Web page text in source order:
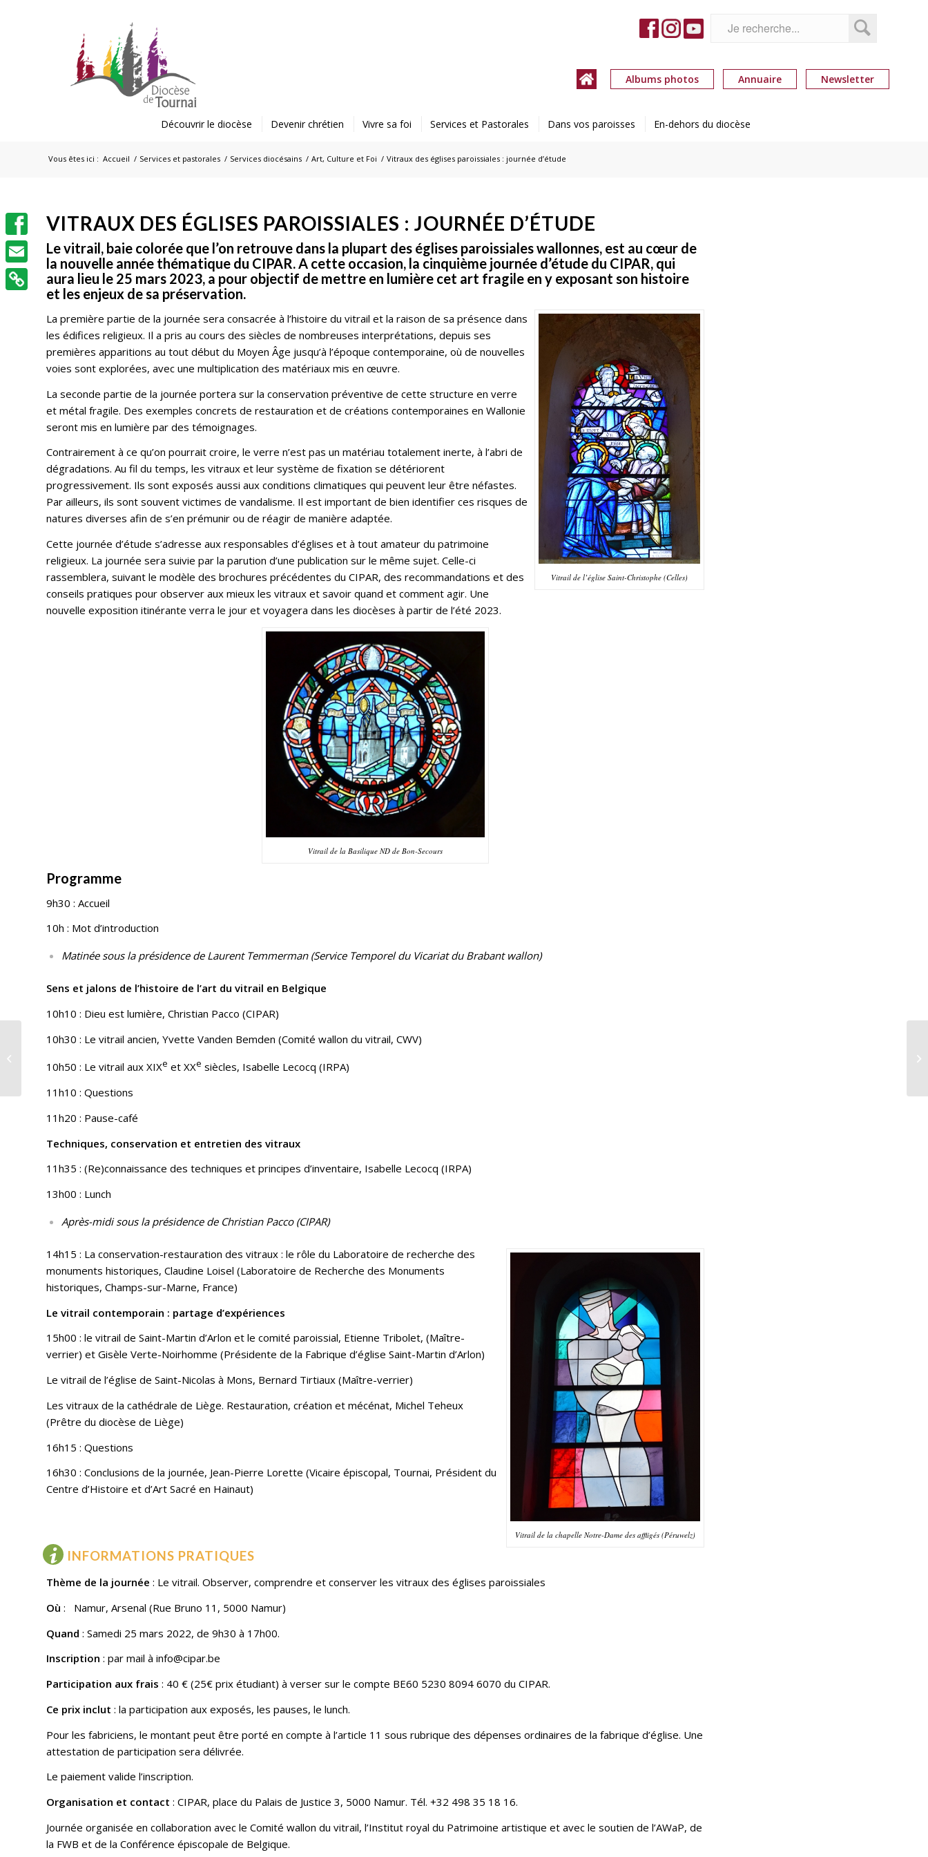
Albums photos Annuaire Newsletter
Vous êtes ici : Accueil / Services et pastorales / Services diocésains / Art, Culture et Foi / Vitraux des églises paroissiales : journée d’étude
Découvrir le diocèse Devenir chrétien Vivre sa foi Services et Pastorales Dans vos paroisses En-dehors du diocèse
VITRAUX DES ÉGLISES PAROISSIALES : JOURNÉE D’ÉTUDE
Le vitrail, baie colorée que l’on retrouve dans la plupart des églises paroissiales wallonnes, est au cœur de
la nouvelle année thématique du CIPAR. A cette occasion, la cinquième journée d’étude du CIPAR, qui
aura lieu le 25 mars 2023, a pour objectif de mettre en lumière cet art fragile en y exposant son histoire
et les enjeux de sa préservation.
Vitrail de l’église Saint-Christophe (Celles)
La première partie de la journée sera consacrée à l’histoire du vitrail et la raison de sa présence dans
les édifices religieux. Il a pris au cours des siècles de nombreuses interprétations, depuis ses
premières apparitions au tout début du Moyen Âge jusqu’à l’époque contemporaine, où de nouvelles
voies sont explorées, avec une multiplication des matériaux mis en œuvre.
La seconde partie de la journée portera sur la conservation préventive de cette structure en verre
et métal fragile. Des exemples concrets de restauration et de créations contemporaines en Wallonie
seront mis en lumière par des témoignages.
Contrairement à ce qu’on pourrait croire, le verre n’est pas un matériau totalement inerte, à l’abri de
dégradations. Au fil du temps, les vitraux et leur système de fixation se détériorent
progressivement. Ils sont exposés aussi aux conditions climatiques qui peuvent leur être néfastes.
Par ailleurs, ils sont souvent victimes de vandalisme. Il est important de bien identifier ces risques de
natures diverses afin de s’en prémunir ou de réagir de manière adaptée.
Cette journée d’étude s’adresse aux responsables d’églises et à tout amateur du patrimoine
religieux. La journée sera suivie par la parution d’une publication sur le même sujet. Celle-ci
rassemblera, suivant le modèle des brochures précédentes du CIPAR, des recommandations et des
conseils pratiques pour observer aux mieux les vitraux et savoir quand et comment agir. Une
nouvelle exposition itinérante verra le jour et voyagera dans les diocèses à partir de l’été 2023.
Vitrail de la Basilique ND de Bon-Secours
Programme
9h30 : Accueil
10h : Mot d’introduction
Matinée sous la présidence de Laurent Temmerman (Service Temporel du Vicariat du Brabant wallon)
Sens et jalons de l’histoire de l’art du vitrail en Belgique
10h10 : Dieu est lumière, Christian Pacco (CIPAR)
10h30 : Le vitrail ancien, Yvette Vanden Bemden (Comité wallon du vitrail, CWV)
10h50 : Le vitrail aux XIXe et XXe siècles, Isabelle Lecocq (IRPA)
11h10 : Questions
11h20 : Pause-café
Techniques, conservation et entretien des vitraux
11h35 : (Re)connaissance des techniques et principes d’inventaire, Isabelle Lecocq (IRPA)
13h00 : Lunch
Après-midi sous la présidence de Christian Pacco (CIPAR)
Vitrail de la chapelle Notre-Dame des affligés (Péruwelz)
14h15 : La conservation-restauration des vitraux : le rôle du Laboratoire de recherche des
monuments historiques, Claudine Loisel (Laboratoire de Recherche des Monuments
historiques, Champs-sur-Marne, France)
Le vitrail contemporain : partage d’expériences
15h00 : le vitrail de Saint-Martin d’Arlon et le comité paroissial, Etienne Tribolet, (Maître-
verrier) et Gisèle Verte-Noirhomme (Présidente de la Fabrique d’église Saint-Martin d’Arlon)
Le vitrail de l’église de Saint-Nicolas à Mons, Bernard Tirtiaux (Maître-verrier)
Les vitraux de la cathédrale de Liège. Restauration, création et mécénat, Michel Teheux
(Prêtre du diocèse de Liège)
16h15 : Questions
16h30 : Conclusions de la journée, Jean-Pierre Lorette (Vicaire épiscopal, Tournai, Président du
Centre d’Histoire et d’Art Sacré en Hainaut)
INFORMATIONS PRATIQUES
Thème de la journée : Le vitrail. Observer, comprendre et conserver les vitraux des églises paroissiales
Où : Namur, Arsenal (Rue Bruno 11, 5000 Namur)
Quand : Samedi 25 mars 2022, de 9h30 à 17h00.
Inscription : par mail à info@cipar.be
Participation aux frais : 40 € (25€ prix étudiant) à verser sur le compte BE60 5230 8094 6070 du CIPAR.
Ce prix inclut : la participation aux exposés, les pauses, le lunch.
Pour les fabriciens, le montant peut être porté en compte à l’article 11 sous rubrique des dépenses ordinaires de la fabrique d’église. Une
attestation de participation sera délivrée.
Le paiement valide l’inscription.
Organisation et contact : CIPAR, place du Palais de Justice 3, 5000 Namur. Tél. +32 498 35 18 16.
Journée organisée en collaboration avec le Comité wallon du vitrail, l’Institut royal du Patrimoine artistique et avec le soutien de l’AWaP, de
la FWB et de la Conférence épiscopale de Belgique.
L’UP de Leuze-en-
confiance avec les
Facebook
Email